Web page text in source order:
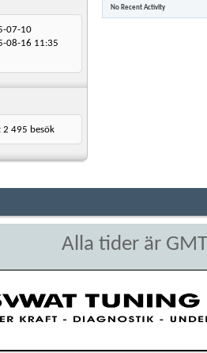
07-10
08-16 11:35
2 495 besök
No Recent Activity
Alla tider är